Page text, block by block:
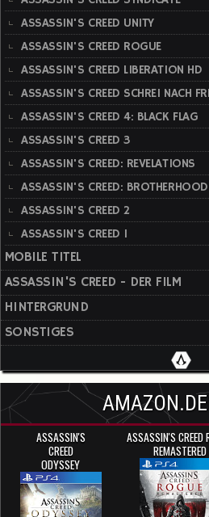
ASSASSIN'S CREED UNITY
ASSASSIN'S CREED ROGUE
ASSASSIN'S CREED LIBERATION HD
ASSASSIN'S CREED SCHREI NACH
ASSASSIN'S CREED 4: BLACK FLAG
ASSASSIN'S CREED 3
ASSASSIN'S CREED: REVELATIONS
ASSASSIN'S CREED: BROTHERHOOD
ASSASSIN'S CREED 2
ASSASSIN'S CREED 1
MOBILE TITEL
ASSASSIN'S CREED - DER FILM
HINTERGRUND
SONSTIGES
ASSASSIN'S
CREED
ODYSSEY
ASSASSIN'S CREED
REMASTERED